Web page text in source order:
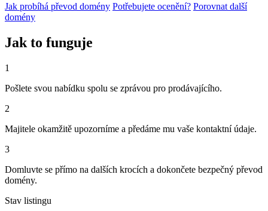
Jak probíhá převod domény Potřebujete ocenění? Porovnat další
domény
Jak to funguje
1
Pošlete svou nabídku spolu se zprávou pro prodávajícího.
2
Majitele okamžitě upozorníme a předáme mu vaše kontaktní údaje.
3
Domluvte se přímo na dalších krocích a dokončete bezpečný převod
domény.
Stav listingu